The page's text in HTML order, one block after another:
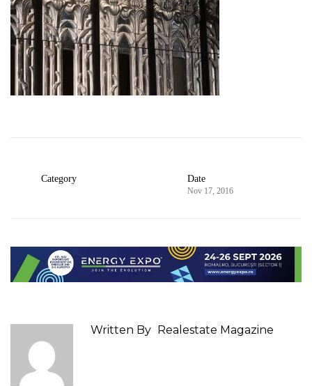
Category Date
Nov 17, 2016
Written By Realestate Magazine